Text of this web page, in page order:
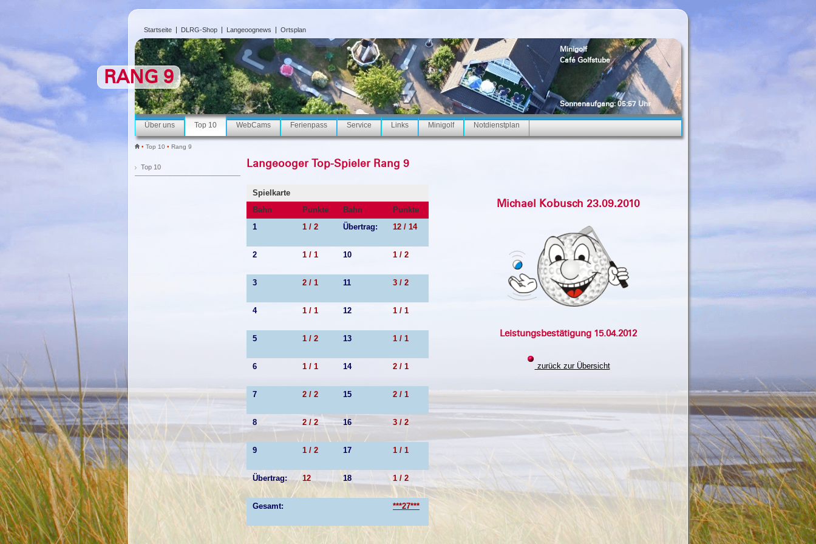
Startseite DLRG-Shop Langeoognews Ortsplan
RANG 9
Minigolf
Café Golfstube
Sonnenaufgang: 05:57 Uhr
Über uns Top 10 WebCams Ferienpass Service Links Minigolf Notdienstplan
• Top 10 • Rang 9
Top 10 Langeooger Top-Spieler Rang 9
Spielkarte
Bahn
Punkte Bahn
Punkte
1
1 / 2 Übertrag: 12 / 14
2 1 / 1 10 1 / 2
3 2 / 1 11 3 / 2
4 1 / 1 12 1 / 1
5 1 / 2 13 1 / 1
6 1 / 1 14 2 / 1
7 2 / 2 15 2 / 1
8 2 / 2 16 3 / 2
9 1 / 2 17 1 / 1
Übertrag: 12 18 1 / 2
Gesamt: ***27***
Michael Kobusch 23.09.2010
Leistungsbestätigung 15.04.2012
zurück zur Übersicht